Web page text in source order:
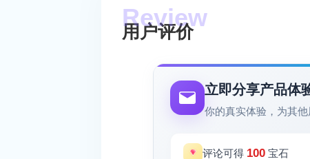
用户评价
立即分享产品体
你的真实体验，为其
评论可得 100 宝石